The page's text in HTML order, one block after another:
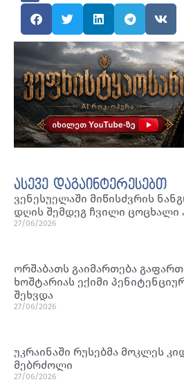
ასევე დაგაინტერესებთ
ვენესუელაში მიწისძვრის
დღის შემდეგ ჩვილი ცოცხალი
27/06/2026
ორშაბათს გაიმართება
ხოშტარიას ექიმი
შეხვდა
27/06/2026
უკრაინაში რუსებმა მოკლეს
მებრძოლი
27/06/2026